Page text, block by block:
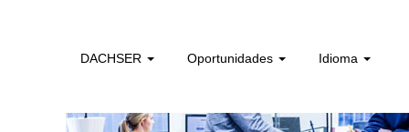
DACHSER Oportunidades Idioma